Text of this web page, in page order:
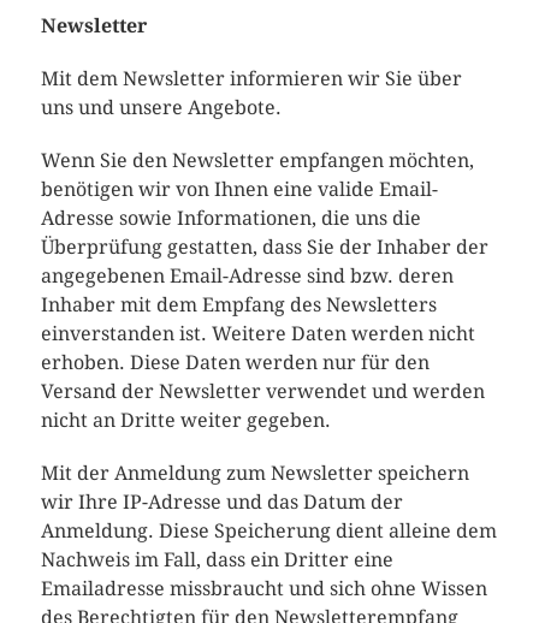
Newsletter
Mit dem Newsletter informieren wir Sie über
uns und unsere Angebote.
Wenn Sie den Newsletter empfangen möchten,
benötigen wir von Ihnen eine valide Email-
Adresse sowie Informationen, die uns die
Überprüfung gestatten, dass Sie der Inhaber der
angegebenen Email-Adresse sind bzw. deren
Inhaber mit dem Empfang des Newsletters
einverstanden ist. Weitere Daten werden nicht
erhoben. Diese Daten werden nur für den
Versand der Newsletter verwendet und werden
nicht an Dritte weiter gegeben.
Mit der Anmeldung zum Newsletter speichern
wir Ihre IP-Adresse und das Datum der
Anmeldung. Diese Speicherung dient alleine dem
Nachweis im Fall, dass ein Dritter eine
Emailadresse missbraucht und sich ohne Wissen
des Berechtigten für den Newsletterempfang